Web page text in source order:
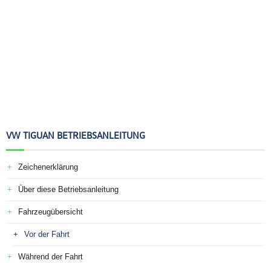
VW TIGUAN BETRIEBSANLEITUNG
Zeichenerklärung
Über diese Betriebsanleitung
Fahrzeugübersicht
Vor der Fahrt
Während der Fahrt